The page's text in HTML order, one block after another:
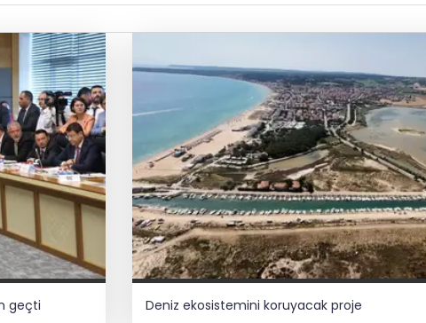
geçti Deniz ekosistemini koruyacak proje